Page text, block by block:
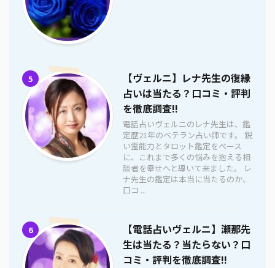
5
【ヴェルニ】レナ先生の復縁
占いは当たる？口コミ・評判
を徹底調査!!
電話占いヴェルニのレナ先生は、鑑
定歴21年のベテラン占い師です。 鋭
い霊能力とタロット鑑定をベース
に、これまで多くの悩みを抱える相
談者を幸せへと導いて来ました。 レ
ナ先生の鑑定は本当に当たるのか、
口コ ...
6
【電話占いヴェルニ】瀬那先
生は当たる？当たらない？口
コミ・評判を徹底調査!!